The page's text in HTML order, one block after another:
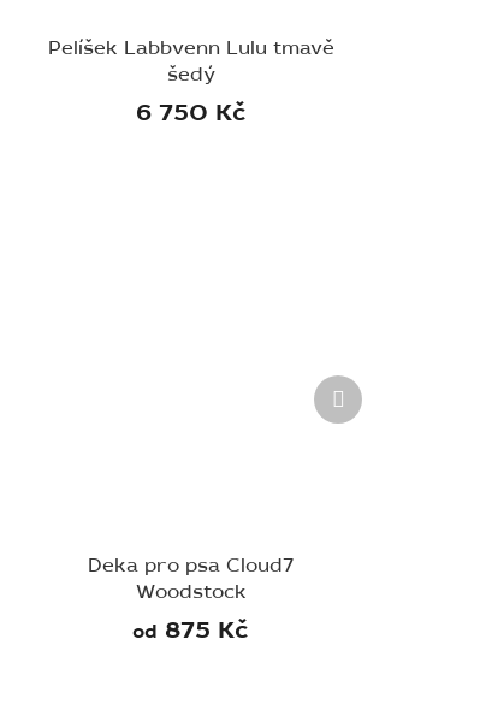
Deka pro psa Cloud7
Woodstock
od 875 Kč
Další
produkt
Pelíšek Labbvenn Lulu tmavě
šedý
6 750 Kč